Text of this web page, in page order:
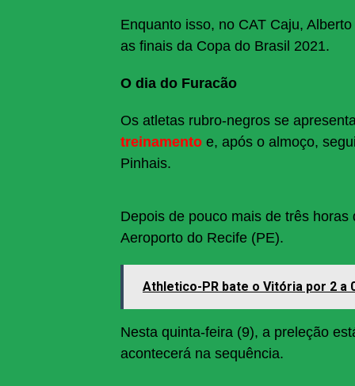
Enquanto isso, no CAT Caju,
as finais da Copa do Brasil 2021.
O dia do Furacão
Os atletas rubro-negros se
treinamento e, após o almoço,
Pinhais.
Depois de pouco mais de três
Aeroporto do Recife (PE).
Athletico-PR bate o Vitória por 2 a
Nesta quinta-feira (9), a preleção
acontecerá na sequência.